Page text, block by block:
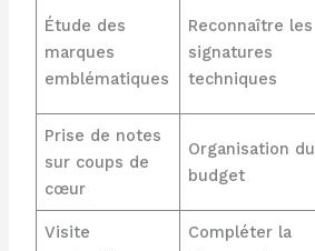
Étude des
marques
emblématiques
Reconnaître les
signatures
techniques
Prise de notes
sur coups de
cœur
Organisation du
budget
Visite
Compléter la